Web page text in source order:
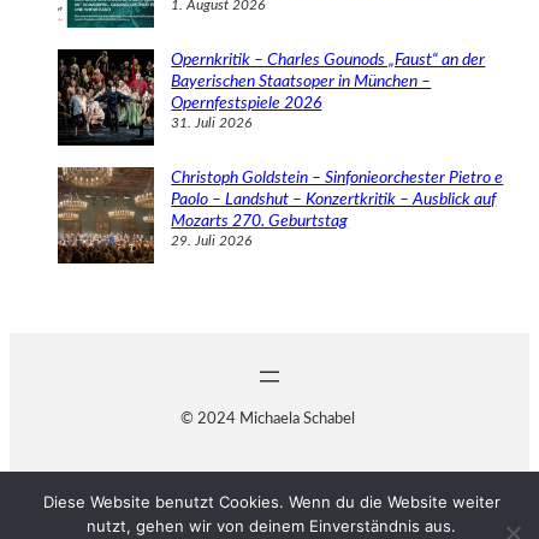
1. August 2026
Opernkritik – Charles Gounods „Faust“ an der
Bayerischen Staatsoper in München –
Opernfestspiele 2026
31. Juli 2026
Christoph Goldstein – Sinfonieorchester Pietro e
Paolo – Landshut – Konzertkritik – Ausblick auf
Mozarts 270. Geburtstag
29. Juli 2026
© 2024 Michaela Schabel
Diese Website benutzt Cookies. Wenn du die Website weiter
nutzt, gehen wir von deinem Einverständnis aus.